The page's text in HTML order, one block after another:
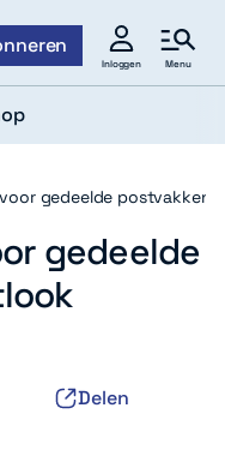
Inloggen Menu
gedeelde postvakken
gedeelde
Delen